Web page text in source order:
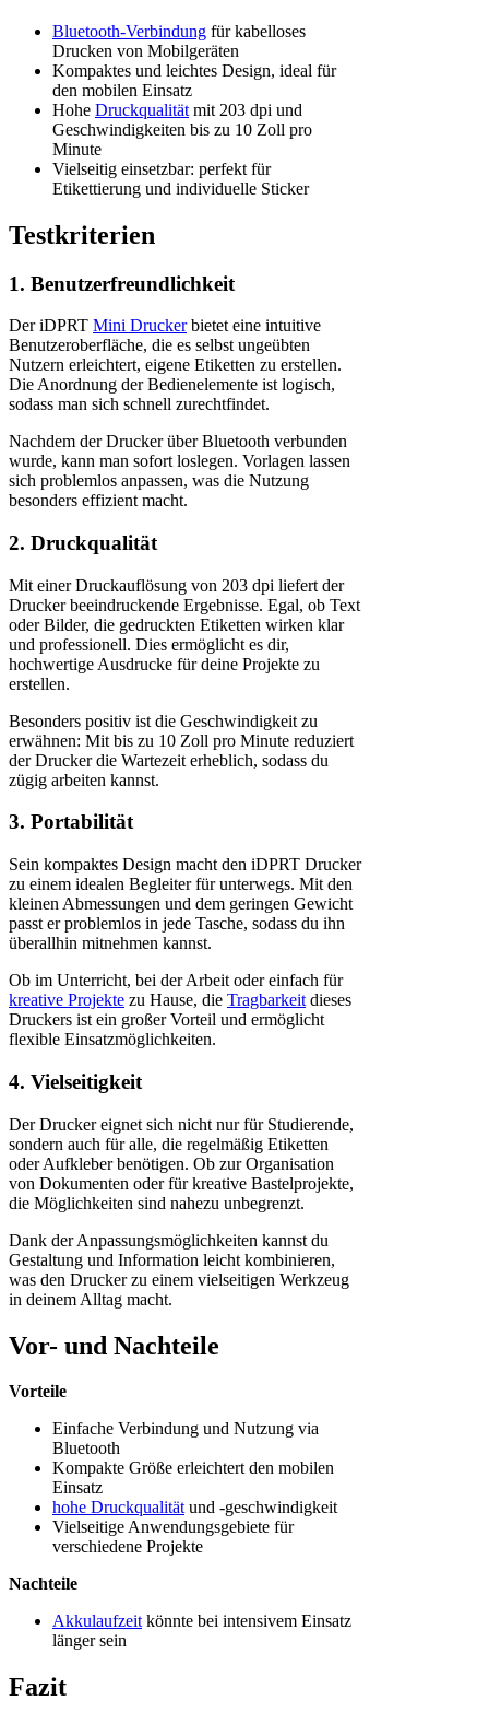
Bluetooth-Verbindung für kabelloses
Drucken von Mobilgeräten
Kompaktes und leichtes Design, ideal für
den mobilen Einsatz
Hohe Druckqualität mit 203 dpi und
Geschwindigkeiten bis zu 10 Zoll pro
Minute
Vielseitig einsetzbar: perfekt für
Etikettierung und individuelle Sticker
Testkriterien
1. Benutzerfreundlichkeit
Der iDPRT Mini Druckerbietet eine intuitive
Benutzeroberfläche, die es selbst ungeübten
Nutzern erleichtert, eigene Etiketten zu erstellen.
Die Anordnung der Bedienelemente ist logisch,
sodass man sich schnell zurechtfindet.
Nachdem der Drucker über Bluetooth verbunden
wurde, kann man sofort loslegen. Vorlagen lassen
sich problemlos anpassen, was die Nutzung
besonders effizient macht.
2. Druckqualität
Mit einer Druckauflösung von 203 dpi liefert der
Drucker beeindruckende Ergebnisse. Egal, ob Text
oder Bilder, die gedruckten Etiketten wirken klar
und professionell. Dies ermöglicht es dir,
hochwertige Ausdrucke für deine Projekte zu
erstellen.
Besonders positiv ist die Geschwindigkeit zu
erwähnen: Mit bis zu 10 Zoll pro Minute reduziert
der Drucker die Wartezeit erheblich, sodass du
zügig arbeiten kannst.
3. Portabilität
Sein kompaktes Design macht den iDPRT Drucker
zu einem idealen Begleiter für unterwegs. Mit den
kleinen Abmessungen und dem geringen Gewicht
passt er problemlos in jede Tasche, sodass du ihn
überallhin mitnehmen kannst.
Ob im Unterricht, bei der Arbeit oder einfach für
kreative Projekte zu Hause, die Tragbarkeit dieses
Druckers ist ein großer Vorteil und ermöglicht
flexible Einsatzmöglichkeiten.
4. Vielseitigkeit
Der Drucker eignet sich nicht nur für Studierende,
sondern auch für alle, die regelmäßig Etiketten
oder Aufkleber benötigen. Ob zur Organisation
von Dokumenten oder für kreative Bastelprojekte,
die Möglichkeiten sind nahezu unbegrenzt.
Dank der Anpassungsmöglichkeiten kannst du
Gestaltung und Information leicht kombinieren,
was den Drucker zu einem vielseitigen Werkzeug
in deinem Alltag macht.
Vor- und Nachteile
Vorteile
Einfache Verbindung und Nutzung via
Bluetooth
Kompakte Größe erleichtert den mobilen
Einsatz
hohe Druckqualitätund -geschwindigkeit
Vielseitige Anwendungsgebiete für
verschiedene Projekte
Nachteile
Akkulaufzeitkönnte bei intensivem Einsatz
länger sein
Fazit